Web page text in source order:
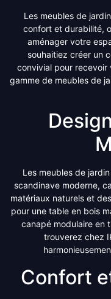
Les meubles de
confort et durabilité,
aménager votre
souhaitiez créer un
convivial pour recevoir
gamme de meubles de
Les meubles de
scandinave moderne,
matériaux naturels et
pour une table en bois
canapé modulaire en
trouverez chez
Confort